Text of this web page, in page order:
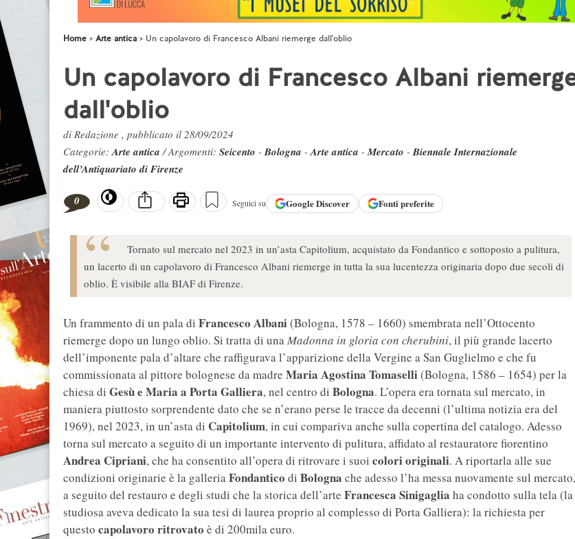
Home Arte antica Un capolavoro di Francesco Albani riemerge dall'oblio
Un capolavoro di Francesco Albani
dall'oblio
di Redazione , pubblicato il 28/09/2024
Categorie:Arte antica/ Argomenti: Seicento -Bologna -Arte antica -Mercato -Biennale Internazionale
dell’Antiquariato di Firenze
0 Seguici su GoogleDiscover Fonti preferite
Tornato sul mercato nel 2023 in un’asta Capitolium, acquistato da Fondantico e sottoposto a pulitura,
un lacerto di un capolavoro di Francesco Albani riemerge in tutta la sua lucentezza originaria dopo due secoli di
oblio. È visibile alla BIAF di Firenze.
Un frammento di un pala di Francesco Albani(Bologna, 1578 – 1660) smembrata nell’Ottocento
riemerge dopo un lungo oblio. Si tratta di unaMadonna in gloria con cherubini, il più grande lacerto
dell’imponente pala d’altare che raffigurava l’apparizione della Vergine a San Guglielmo e che fu
commissionata al pittore bolognese da madre Maria Agostina Tomaselli(Bologna, 1586 – 1654) per la
chiesa di Gesù e Maria a Porta Galliera,nel centro di Bologna. L’opera era tornata sul mercato, in
maniera piuttosto sorprendente dato che se n’erano perse le tracce da decenni (l’ultima notizia era del
1969), nel 2023, in un’asta di Capitolium, in cui compariva anche sulla copertina del catalogo. Adesso
torna sul mercato a seguito di un importante intervento di pulitura, affidato al restauratore fiorentino
Andrea Cipriani, che ha consentito all’opera di ritrovare i suoi colori originali. A riportarla alle sue
condizioni originarie è la galleriaFondantico di Bologna che adesso l’ha messa nuovamente sul mercato,
a seguito del restauro e degli studi che la storica dell’arte Francesca Sinigaglia ha condotto sulla tela (la
studiosa aveva dedicato la sua tesi di laurea proprio al complesso di Porta Galliera): la richiesta per
questo capolavoro ritrovato è di 200mila euro.